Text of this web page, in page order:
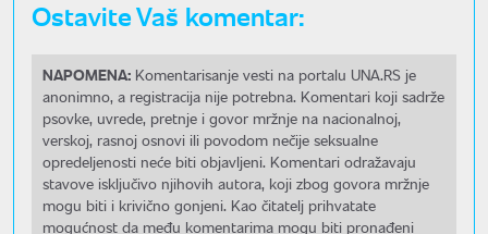
Ostavite Vaš komentar:
NAPOMENA: Komentarisanje vesti na portalu UNA.RS je
anonimno, a registracija nije potrebna. Komentari koji sadrže
psovke, uvrede, pretnje i govor mržnje na nacionalnoj,
verskoj, rasnoj osnovi ili povodom nečije seksualne
opredeljenosti neće biti objavljeni. Komentari odražavaju
stavove isključivo njihovih autora, koji zbog govora mržnje
mogu biti i krivično gonjeni. Kao čitatelj prihvatate
mogućnost da među komentarima mogu biti pronađeni